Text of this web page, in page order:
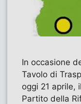
In occasione
Tavolo di
oggi 21 aprile,
Partito della